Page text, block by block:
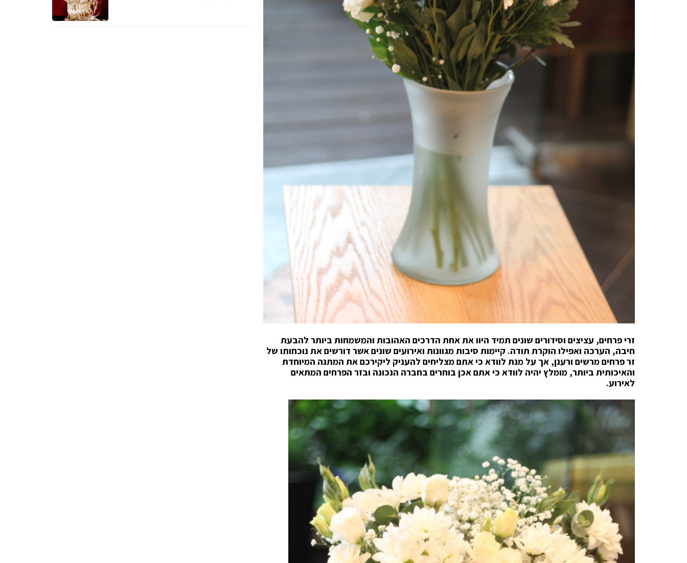
זרי פרחים, עציצים וסידורים שונים תמיד היוו את אחת הדרכים האהובות והמשמחות ביותר להבעת
חיבה, הערכה ואפילו הוקרת תודה. קיימות סיבות מגוונות ואירועים שונים אשר דורשים את נוכחותו של
זר פרחים מרשים ורענן, אך על מנת לוודא כי אתם מצליחים להעניק ליקירכם את המתנה המיוחדת
והאיכותית ביותר, מומלץ יהיה לוודא כי אתם אכן בוחרים בחברה הנכונה ובזר הפרחים המתאים
לאירוע.